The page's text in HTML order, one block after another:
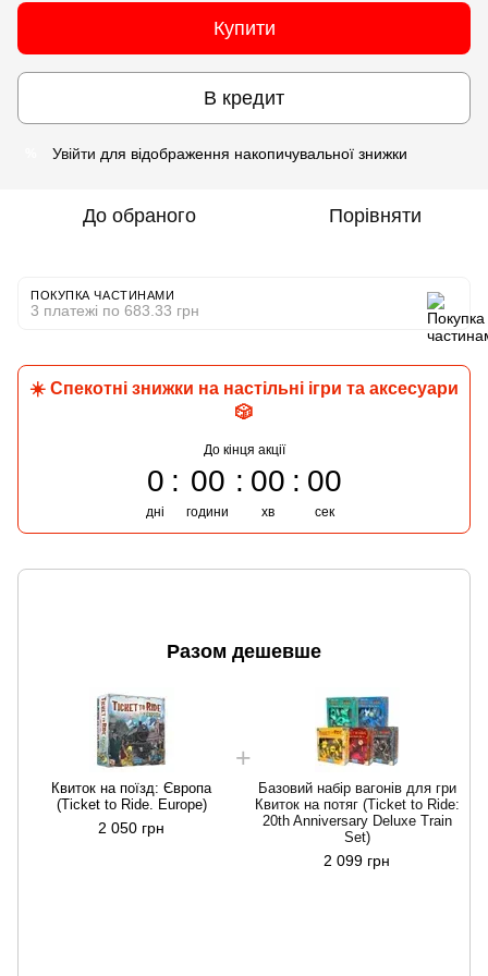
Купити
В кредит
Увійти для відображення накопичувальної знижки
До обраного Порівняти
ПОКУПКА ЧАСТИНАМИ
3 платежі по 683.33 грн
☀️ Спекотні знижки на настільні ігри та аксесуари
🎲
До кінця акції
0
дні
00
години
00
хв
00
сек
Разом дешевше
Квиток на поїзд: Європа
(Ticket to Ride. Europe)
2 050 грн
Базовий набір вагонів для гри
Квиток на потяг (Ticket to Ride:
20th Anniversary Deluxe Train
Set)
2 099 грн